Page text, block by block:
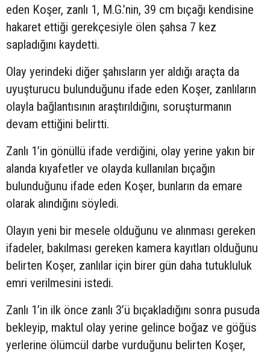
eden Koşer, zanlı 1, M.G.’nin, 39 cm bıçağı kendisine
hakaret ettiği gerekçesiyle ölen şahsa 7 kez
sapladığını kaydetti.
Olay yerindeki diğer şahısların yer aldığı araçta da
uyuşturucu bulunduğunu ifade eden Koşer, zanlıların
olayla bağlantısının araştırıldığını, soruşturmanın
devam ettiğini belirtti.
Zanlı 1’in gönüllü ifade verdiğini, olay yerine yakın bir
alanda kıyafetler ve olayda kullanılan bıçağın
bulunduğunu ifade eden Koşer, bunların da emare
olarak alındığını söyledi.
Olayın yeni bir mesele olduğunu ve alınması gereken
ifadeler, bakılması gereken kamera kayıtları olduğunu
belirten Koşer, zanlılar için birer gün daha tutukluluk
emri verilmesini istedi.
Zanlı 1’in ilk önce zanlı 3’ü bıçakladığını sonra pusuda
bekleyip, maktul olay yerine gelince boğaz ve göğüs
yerlerine ölümcül darbe vurduğunu belirten Koşer,